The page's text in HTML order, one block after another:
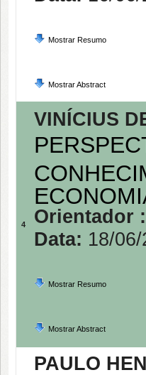
Mostrar Resumo
Mostrar Abstract
4
VINÍCIUS
Orientador :
Data: 18/
Mostrar Resumo
Mostrar Abstract
PAULO